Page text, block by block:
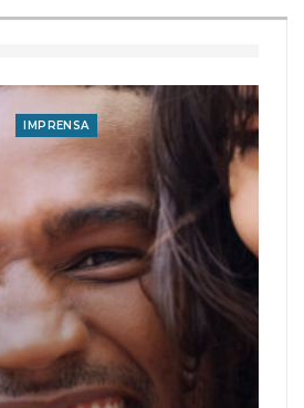
IMPRENSA